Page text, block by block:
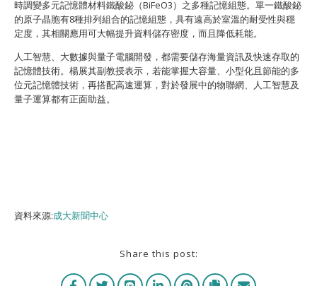
時調變多元記憶體材料鐵酸鉍（BiFeO3）之多種記憶組態。單一鐵酸鉍
的原子晶胞有8種排列組合的記憶組態，具有遠高於室溫的耐受性與穩
定度，其相關應用可大幅提升資料儲存密度，而且降低耗能。
人工智慧、大數據與量子電腦開發，都需要儲存海量資訊及快速存取的
記憶體技術。楊展其副教授表示，若能掌握大容量、小型化且節能的多
位元記憶體技術，再搭配高速運算，對於發展中的物聯網、人工智慧及
量子運算都有正面助益。
資料來源:成大新聞中心
Share this post: